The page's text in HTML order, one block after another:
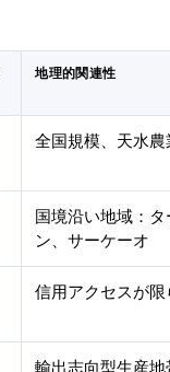
地理的関連性
全国規模、天水
国境沿い地域：
ン、サーケーオ
信用アクセスが
輸出志向型生産地